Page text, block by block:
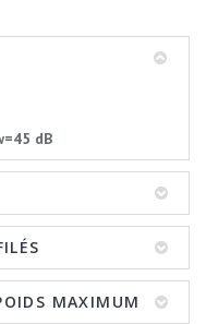
dB
MAXIMUM